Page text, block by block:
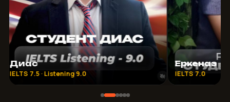
Диас
IELTS 7.5 · Listening 9.0
Еркеназ
IELTS 7.0